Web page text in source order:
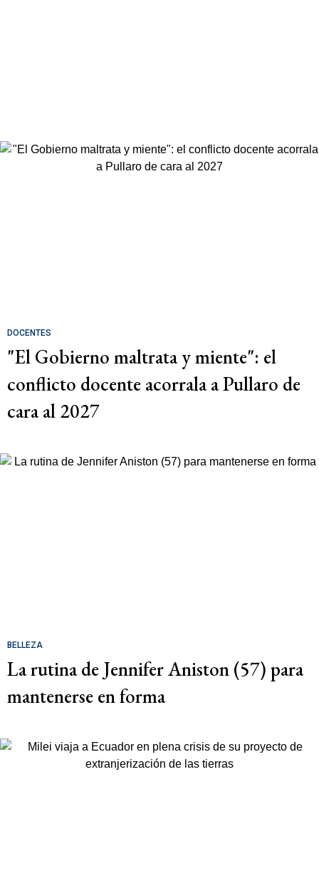
DOCENTES
"El Gobierno maltrata y miente": el
conflicto docente acorrala a Pullaro de
cara al 2027
BELLEZA
La rutina de Jennifer Aniston (57) para
mantenerse en forma